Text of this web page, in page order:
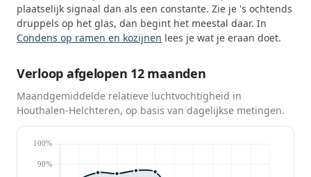
plaatselijk signaal dan als een constante. Zie je 's ochtends
druppels op het glas, dan begint het meestal daar. In
Condens op ramen en kozijnen lees je wat je eraan doet.
Verloop afgelopen 12 maanden
Maandgemiddelde relatieve luchtvochtigheid in
Houthalen-Helchteren, op basis van dagelijkse metingen.